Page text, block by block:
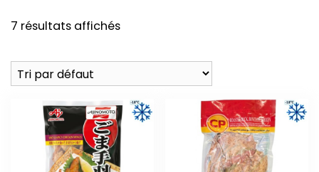
7 résultats affichés